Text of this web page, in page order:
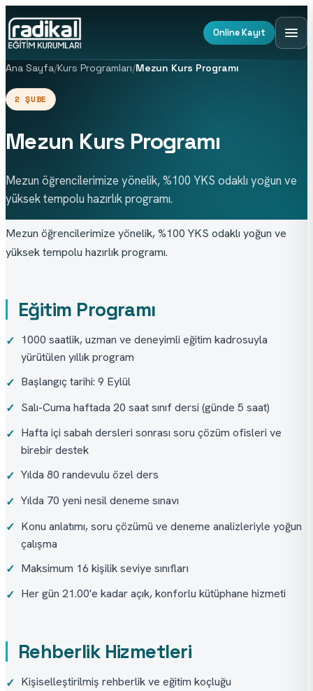
Online Kayıt
Ana Sayfa/Kurs Programları/Mezun Kurs Programı
2 ŞUBE
Mezun Kurs Programı
Mezun öğrencilerimize yönelik, %100 YKS odaklı yoğun ve
yüksek tempolu hazırlık programı.
Mezun öğrencilerimize yönelik, %100 YKS odaklı yoğun ve
yüksek tempolu hazırlık programı.
Eğitim Programı
✓ 1000 saatlik, uzman ve deneyimli eğitim kadrosuyla
yürütülen yıllık program
✓ Başlangıç tarihi: 9 Eylül
✓ Salı-Cuma haftada 20 saat sınıf dersi (günde 5 saat)
✓ Hafta içi sabah dersleri sonrası soru çözüm ofisleri ve
birebir destek
✓ Yılda 80 randevulu özel ders
✓ Yılda 70 yeni nesil deneme sınavı
✓ Konu anlatımı, soru çözümü ve deneme analizleriyle yoğun
çalışma
✓ Maksimum 16 kişilik seviye sınıfları
✓ Her gün 21.00'e kadar açık, konforlu kütüphane hizmeti
Rehberlik Hizmetleri
✓ Kişiselleştirilmiş rehberlik ve eğitim koçluğu